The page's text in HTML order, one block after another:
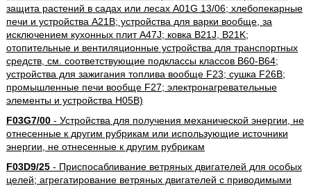
защита растений в садах или лесах A01G 13/06; хлебопекарные
печи и устройства A21B; устройства для варки вообще, за
исключением кухонных плит A47J; ковка B21J, B21K;
отопительные и вентиляционные устройства для транспортных
средств, см. соответствующие подклассы классов B60-B64;
устройства для зажигания топлива вообще F23; сушка F26B;
промышленные печи вообще F27; электронагревательные
элементы и устройства H05B)
F03G7/00- Устройства для получения механической энергии, не
отнесенные к другим рубрикам или использующие источники
энергии, не отнесенные к другим рубрикам
F03D9/25- Приспосабливание ветряных двигателей для особых
целей; агрегатирование ветряных двигателей с приводимыми